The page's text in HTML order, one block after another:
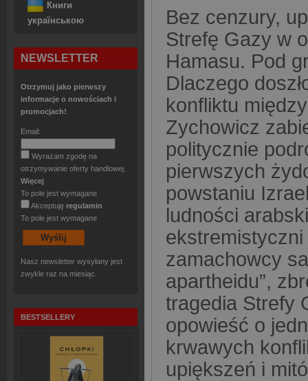
Книги
українською
NEWSLETTER
Otrzymuj jako pierwszy
informacje o nowościach i
promocjach!
Email:
Wyrażam zgodę na
otrzymywanie oferty handlowej.
Więcej
To pole jest wymagane
Akceptuję regulamin
To pole jest wymagane
Nasz newsletter wysyłany jest
zwykle raz na miesiąc.
BESTSELLERY
Bez cenzury,
Strefę Gazy w
Hamasu. Pod
Dlaczego
konfliktu
Zychowicz
politycznie
pierwszych
powstaniu
ludności
zamachowcy
apartheidu”,
tragedia Strefy
opowieść o
krwawych
upiększeń i